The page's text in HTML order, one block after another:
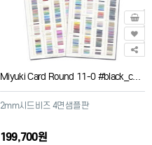
Miyuki Card Round 11-0 #black_cover
2mm시드비즈 4면샘플판
199,700원